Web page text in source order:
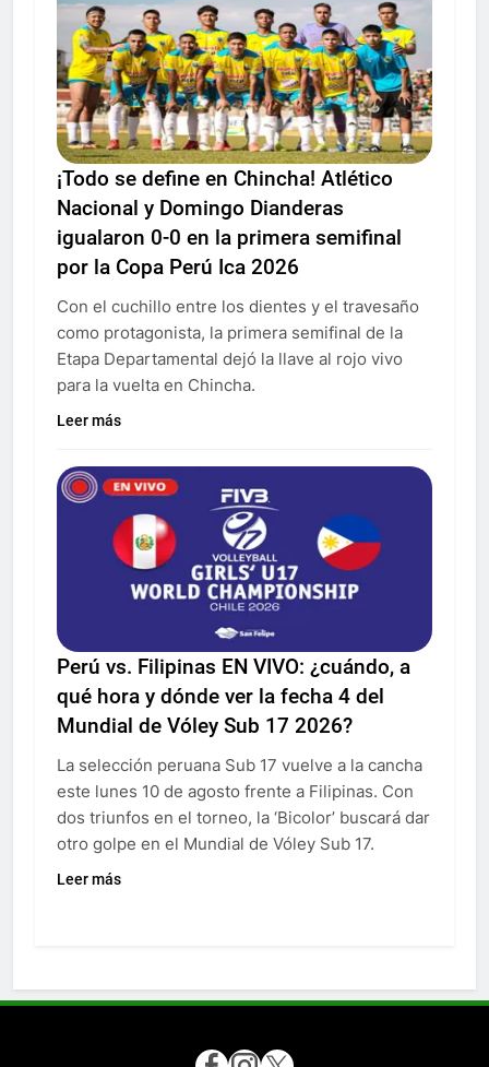
¡Todo se define en Chincha! Atlético
Nacional y Domingo Dianderas
igualaron 0-0 en la primera semifinal
por la Copa Perú Ica 2026
Con el cuchillo entre los dientes y el travesaño
como protagonista, la primera semifinal de la
Etapa Departamental dejó la llave al rojo vivo
para la vuelta en Chincha.
Leer más
Perú vs. Filipinas EN VIVO: ¿cuándo, a
qué hora y dónde ver la fecha 4 del
Mundial de Vóley Sub 17 2026?
La selección peruana Sub 17 vuelve a la cancha
este lunes 10 de agosto frente a Filipinas. Con
dos triunfos en el torneo, la ‘Bicolor’ buscará dar
otro golpe en el Mundial de Vóley Sub 17.
Leer más